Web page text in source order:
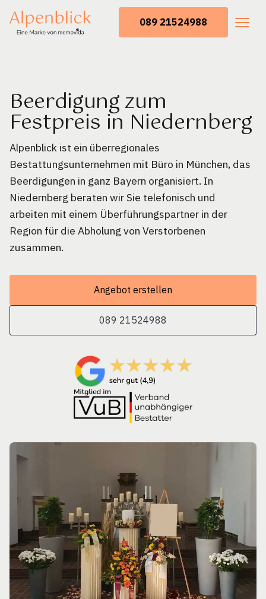
089 21524988
Beerdigung zum
Festpreis in Niedernberg
Alpenblick ist ein überregionales
Bestattungsunternehmen mit Büro in München, das
Beerdigungen in ganz Bayern organisiert. In
Niedernberg beraten wir Sie telefonisch und
arbeiten mit einem Überführungspartner in der
Region für die Abholung von Verstorbenen
zusammen.
Angebot erstellen
089 21524988